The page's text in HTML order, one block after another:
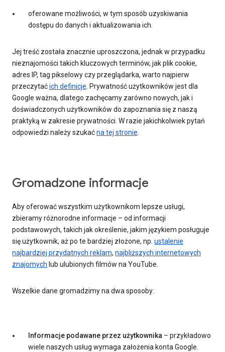
oferowane możliwości, w tym sposób uzyskiwania
dostępu do danych i aktualizowania ich.
Jej treść została znacznie uproszczona, jednak w przypadku
nieznajomości takich kluczowych terminów, jak plik cookie,
adres IP, tag pikselowy czy przeglądarka, warto najpierw
przeczytaćich definicje. Prywatność użytkowników jest dla
Google ważna, dlatego zachęcamy zarówno nowych, jak i
doświadczonych użytkowników do zapoznania się z naszą
praktyką w zakresie prywatności. W razie jakichkolwiek pytań
odpowiedzi należy szukaćna tej stronie.
Gromadzone informacje
Aby oferować wszystkim użytkownikom lepsze usługi,
zbieramy różnorodne informacje – od informacji
podstawowych, takich jak określenie, jakim językiem posługuje
się użytkownik, aż po te bardziej złożone, np. ustalenie
najbardziej przydatnych reklam, najbliższych internetowych
znajomych lub ulubionych filmów na YouTube.
Wszelkie dane gromadzimy na dwa sposoby:
Informacje podawane przez użytkownika – przykładowo
wiele naszych usług wymaga założenia konta Google.